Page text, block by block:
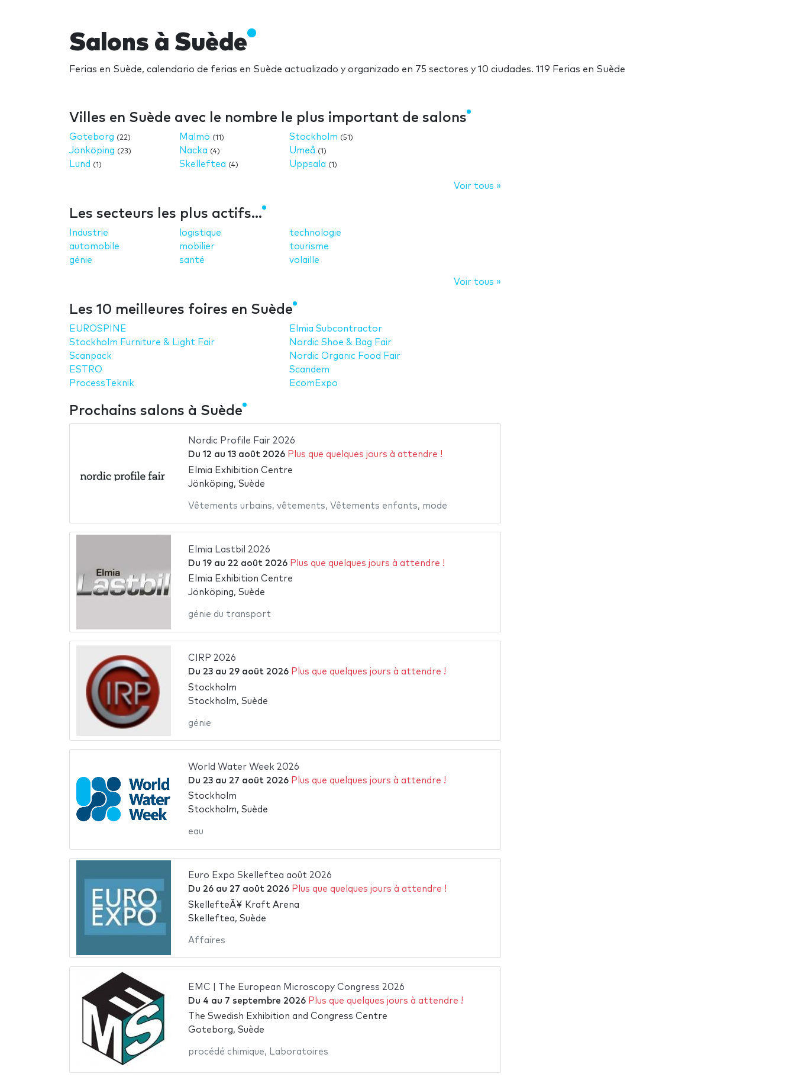
Salons à Suède
Ferias en Suède, calendario de ferias en Suède actualizado y organizado en 75 sectores y 10 ciudades. 119 Ferias en Suède
Villes en Suède avec le nombre le plus important de salons
Goteborg (22)
Jönköping (23)
Lund (1)
Malmö (11)
Nacka (4)
Skelleftea (4)
Stockholm (51)
Umeå (1)
Uppsala (1)
Voir tous »
Les secteurs les plus actifs...
Industrie
automobile
génie
logistique
mobilier
santé
technologie
tourisme
volaille
Voir tous »
Les 10 meilleures foires en Suède
EUROSPINE
Stockholm Furniture & Light Fair
Scanpack
ESTRO
ProcessTeknik
Elmia Subcontractor
Nordic Shoe & Bag Fair
Nordic Organic Food Fair
Scandem
EcomExpo
Prochains salons à Suède
Nordic Profile Fair 2026
Du 12 au 13 août 2026 Plus que quelques jours à attendre !
Elmia Exhibition Centre
Jönköping, Suède
Vêtements urbains, vêtements, Vêtements enfants, mode
Elmia Lastbil 2026
Du 19au 22 août 2026 Plus que quelques jours à attendre !
Elmia Exhibition Centre
Jönköping, Suède
génie du transport
CIRP 2026
Du 23au 29 août 2026 Plus que quelques jours à attendre !
Stockholm
Stockholm, Suède
génie
World Water Week 2026
Du 23au 27 août 2026 Plus que quelques jours à attendre !
Stockholm
Stockholm, Suède
eau
Euro Expo Skelleftea août 2026
Du 26au 27 août 2026 Plus que quelques jours à attendre !
SkellefteÃ¥ Kraft Arena
Skelleftea, Suède
Affaires
EMC | The European Microscopy Congress 2026
Du 4 au 7 septembre 2026 Plus que quelques jours à attendre !
The Swedish Exhibition and Congress Centre
Goteborg, Suède
procédé chimique, Laboratoires